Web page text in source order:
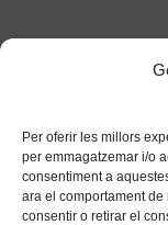
Per oferir les millors
per emmagatzemar i/o
consentiment a
ara el comportament
consentir o retirar el